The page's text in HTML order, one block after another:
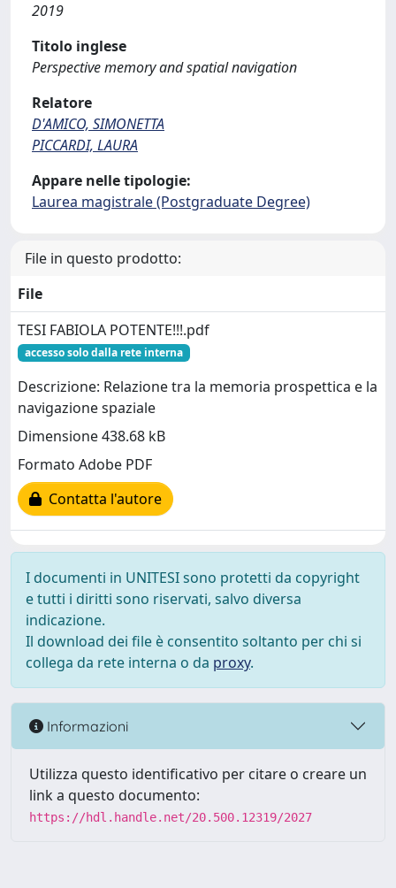
2019
Titolo inglese
Perspective memory and spatial navigation
Relatore
D'AMICO, SIMONETTA
PICCARDI, LAURA
Appare nelle tipologie:
Laurea magistrale (Postgraduate Degree)
File in questo prodotto:
File
TESI FABIOLA POTENTE!!!.pdf
accesso solo dalla rete interna
Descrizione: Relazione tra la memoria prospettica e la
navigazione spaziale
Dimensione 438.68 kB
Formato Adobe PDF
Contatta l'autore
I documenti in UNITESI sono protetti da copyright
e tutti i diritti sono riservati, salvo diversa
indicazione.
Il download dei file è consentito soltanto per chi si
collega da rete interna o da proxy.
Informazioni
Utilizza questo identificativo per citare o creare un
link a questo documento:
https://hdl.handle.net/20.500.12319/2027